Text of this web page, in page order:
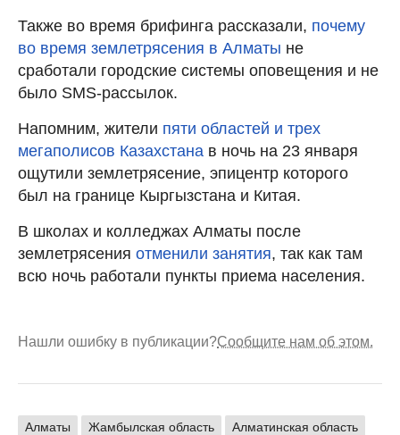
Также во время брифинга рассказали, почему
во время землетрясения в Алматы не
сработали городские системы оповещения и не
было SMS-рассылок.
Напомним, жители пяти областей и трех
мегаполисов Казахстана в ночь на 23 января
ощутили землетрясение, эпицентр которого
был на границе Кыргызстана и Китая.
В школах и колледжах Алматы после
землетрясения отменили занятия, так как там
всю ночь работали пункты приема населения.
Нашли ошибку в публикации?Сообщите нам об этом.
Алматы Жамбылская область
Алматинская область